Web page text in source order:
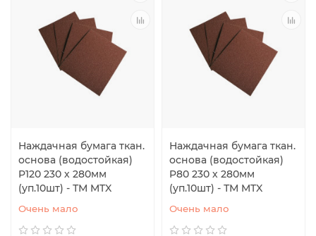
Наждачная бумага ткан.
основа (водостойкая)
P120 230 х 280мм
(уп.10шт) - ТМ MTX
Очень мало
Наждачная бумага ткан.
основа (водостойкая)
P80 230 х 280мм
(уп.10шт) - ТМ MTX
Очень мало